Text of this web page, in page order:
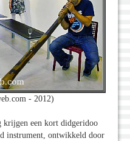
- 2012)
krijgen een kort didgeridoo
instrument, ontwikkeld door